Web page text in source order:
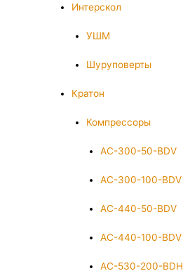
Интерскол
УШМ
Шуруповерты
Кратон
Компрессоры
AC-300-50-BDV
AC-300-100-BDV
AC-440-50-BDV
AC-440-100-BDV
AC-530-200-BDH